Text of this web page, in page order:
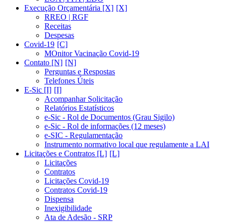
Execução Orçamentária [X]
RREO | RGF
Receitas
Despesas
Covid-19
MOnitor Vacinação Covid-19
Contato [N]
Perguntas e Respostas
Telefones Úteis
E-Sic [I]
Acompanhar Solicitação
Relatórios Estatísticos
e-Sic - Rol de Documentos (Grau Sigilo)
e-Sic - Rol de informações (12 meses)
e-SIC - Regulamentação
Instrumento normativo local que regulamente a LAI
Licitações e Contratos [L]
Licitações
Contratos
Licitações Covid-19
Contratos Covid-19
Dispensa
Inexigibilidade
Ata de Adesão - SRP